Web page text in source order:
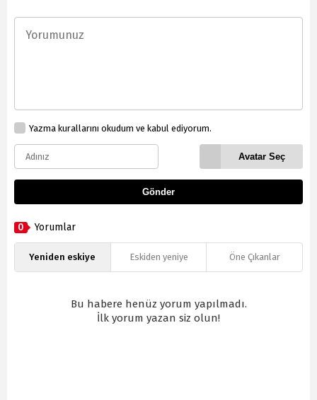
Yazma kurallarını okudum ve kabul ediyorum.
Avatar Seç
Gönder
0 Yorumlar
Yeniden eskiye Eskiden yeniye Öne Çıkanlar
Bu habere henüz yorum yapılmadı.
İlk yorum yazan siz olun!